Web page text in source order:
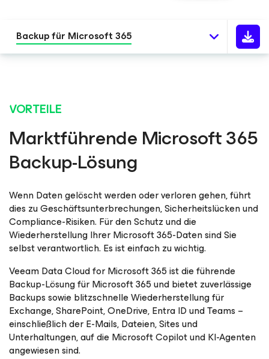
Backup für Microsoft 365
VORTEILE
Marktführende Microsoft 365
Backup-Lösung
Wenn Daten gelöscht werden oder verloren gehen, führt
dies zu Geschäftsunterbrechungen, Sicherheitslücken und
Compliance-Risiken. Für den Schutz und die
Wiederherstellung Ihrer Microsoft 365-Daten sind Sie
selbst verantwortlich. Es ist einfach zu wichtig.
Veeam Data Cloud for Microsoft 365 ist die führende
Backup-Lösung für Microsoft 365 und bietet zuverlässige
Backups sowie blitzschnelle Wiederherstellung für
Exchange, SharePoint, OneDrive, Entra ID und Teams –
einschließlich der E-Mails, Dateien, Sites und
Unterhaltungen, auf die Microsoft Copilot und KI-Agenten
angewiesen sind.